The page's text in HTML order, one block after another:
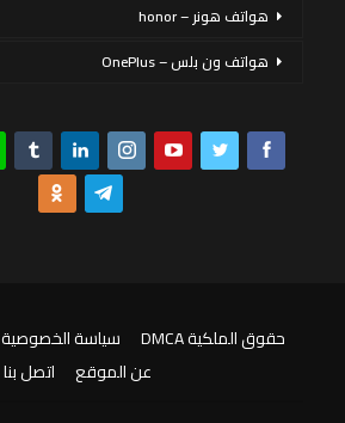
هواتف هونر – honor
هواتف ون بلس – OnePlus
حقوق الملكية DMCA سياسة الخصوصية
عن الموقع
اتصل بنا